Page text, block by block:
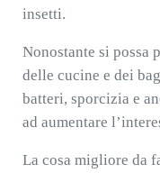
insetti.
Nonostante si possa
delle cucine e dei
batteri, sporcizia e
ad aumentare
La cosa migliore da